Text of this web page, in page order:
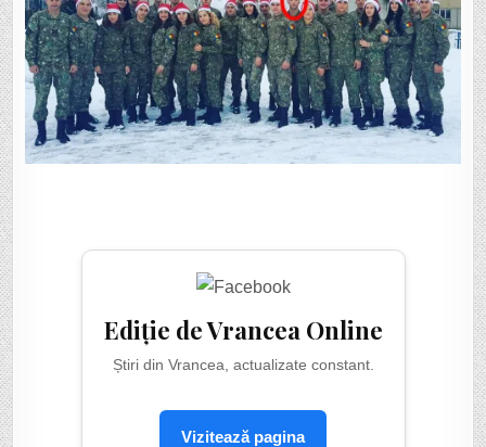
Ediție de Vrancea Online
Știri din Vrancea, actualizate constant.
Vizitează pagina